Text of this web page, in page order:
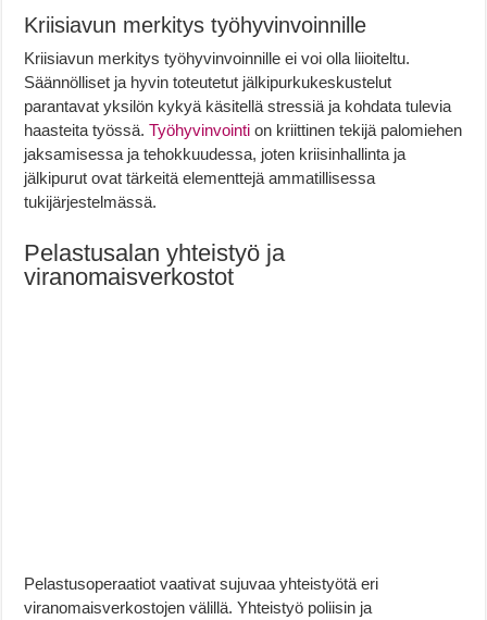
Kriisiavun merkitys työhyvinvoinnille
Kriisiavun merkitys työhyvinvoinnille ei voi olla liioiteltu.
Säännölliset ja hyvin toteutetut jälkipurkukeskustelut
parantavat yksilön kykyä käsitellä stressiä ja kohdata tulevia
haasteita työssä.Työhyvinvointi on kriittinen tekijä palomiehen
jaksamisessa ja tehokkuudessa, joten kriisinhallinta ja
jälkipurut ovat tärkeitä elementtejä ammatillisessa
tukijärjestelmässä.
Pelastusalan yhteistyö ja
viranomaisverkostot
Pelastusoperaatiot vaativat sujuvaa yhteistyötä eri
viranomaisverkostojen välillä. Yhteistyö poliisin ja